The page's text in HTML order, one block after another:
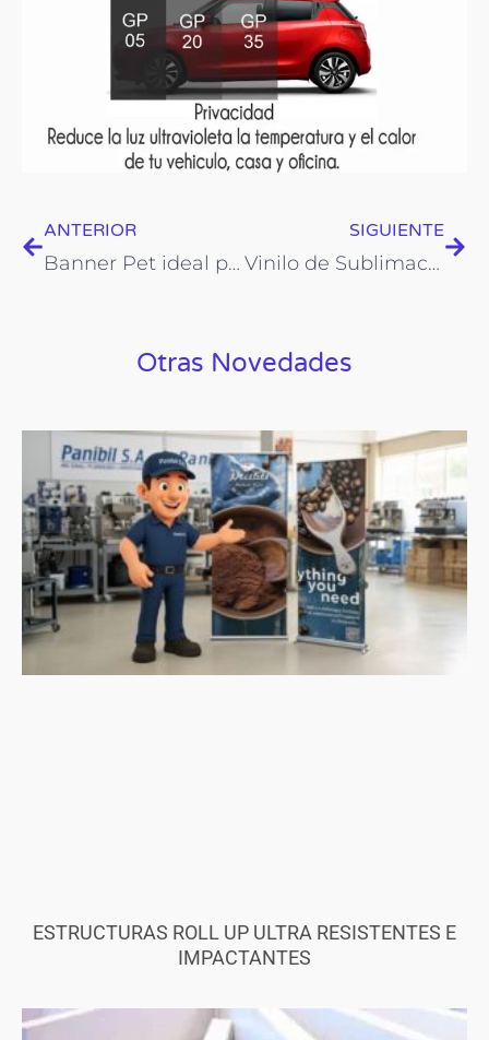
Prev
ANTERIOR
Banner Pet ideal para Roll Up
SIGUIENTE
Vinilo de Sublimación SISER
Otras Novedades
ESTRUCTURAS ROLL UP ULTRA RESISTENTES E
IMPACTANTES